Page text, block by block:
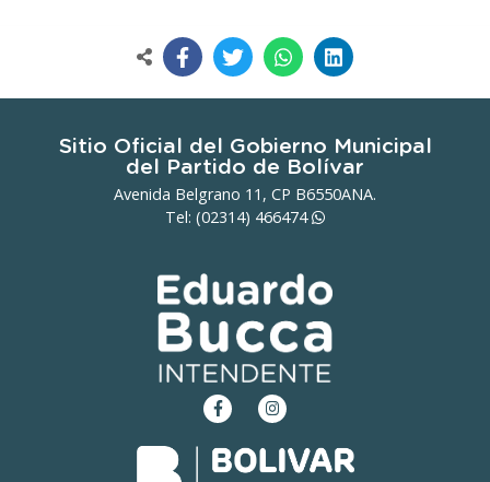
Sitio Oficial del Gobierno Municipal
del Partido de Bolívar
Avenida Belgrano 11, CP B6550ANA.
Tel: (02314) 466474